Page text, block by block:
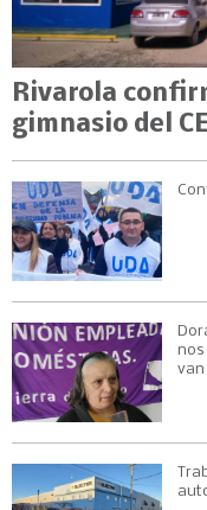
Rivarola
gimnasio del
van